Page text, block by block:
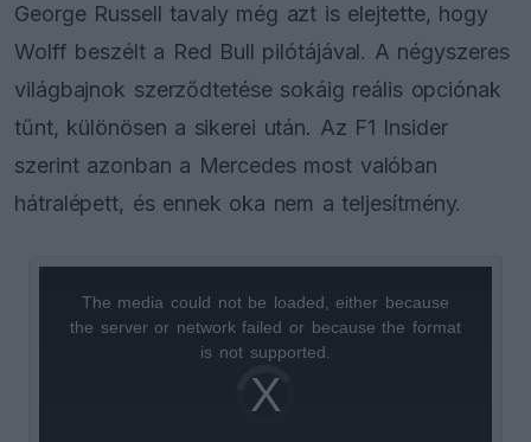
George Russell tavaly még azt is elejtette, hogy
Wolff beszélt a Red Bull pilótájával. A négyszeres
világbajnok szerződtetése sokáig reális opciónak
tűnt, különösen a sikerei után. Az F1 Insider
szerint azonban a Mercedes most valóban
hátralépett, és ennek oka nem a teljesítmény.
Video
Player
loading.
The media could not be loaded, either because
the server or network failed or because the format
is not supported.